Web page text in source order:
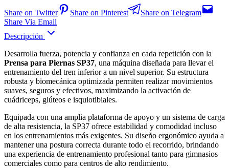
Share on Twitter Share on Pinterest
Share on Telegram
Share Via Email
Descripción
Desarrolla fuerza, potencia y confianza en cada repetición con la
Prensa para Piernas SP37, una máquina diseñada para llevar el
entrenamiento del tren inferior a un nivel superior. Su estructura
robusta y biomecánica optimizada permiten realizar movimientos
suaves, seguros y efectivos, maximizando la activación de
cuádriceps, glúteos e isquiotibiales.
Equipada con una amplia plataforma de apoyo y un sistema de carga
de alta resistencia, la SP37 ofrece estabilidad y comodidad incluso
en los entrenamientos más exigentes. Su diseño ergonómico ayuda a
mantener una postura correcta durante todo el recorrido, brindando
una experiencia de entrenamiento profesional tanto para gimnasios
comerciales como para centros de alto rendimiento.